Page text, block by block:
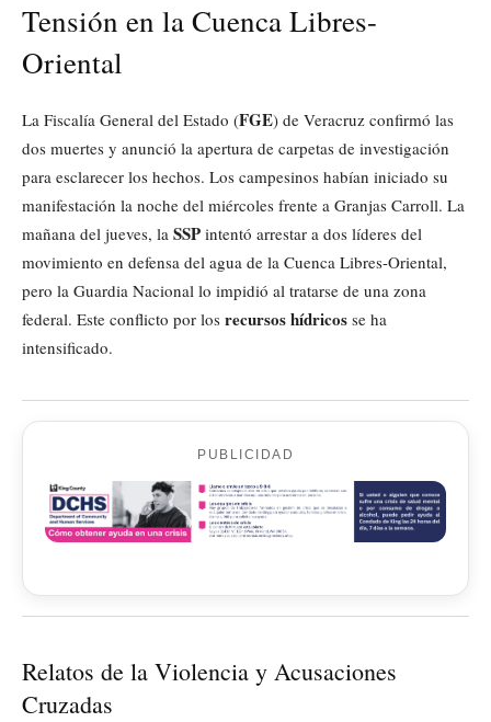
Tensión en la Cuenca Libres-
Oriental
La Fiscalía General del Estado (FGE) de Veracruz confirmó las
dos muertes y anunció la apertura de carpetas de investigación
para esclarecer los hechos. Los campesinos habían iniciado su
manifestación la noche del miércoles frente a Granjas Carroll. La
mañana del jueves, la SSP intentó arrestar a dos líderes del
movimiento en defensa del agua de la Cuenca Libres-Oriental,
pero la Guardia Nacional lo impidió al tratarse de una zona
federal. Este conflicto por los recursos hídricos se ha
intensificado.
PUBLICIDAD
Relatos de la Violencia y Acusaciones
Cruzadas